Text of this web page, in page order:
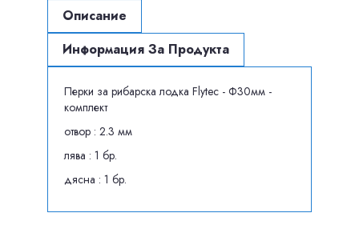
Описание
Информация За Продукта
Перки за рибарска лодка Flytec - Ф30мм -
комплект
отвор : 2.3 мм
лява : 1 бр.
дясна : 1 бр.